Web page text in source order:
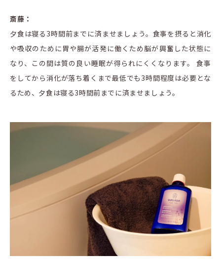
斎藤：
夕食は寝る3時間前までに済ませましょう。食事を摂ると消化
や吸収のために胃や腸が活発に働くため脳が興奮した状態に
なり、この間は質の良い睡眠が得られにくくなります。 食事
をしてから消化が落ち着くまで最低でも3時間程度は必要とな
るため、夕食は寝る3時間前までに済ませましょう。